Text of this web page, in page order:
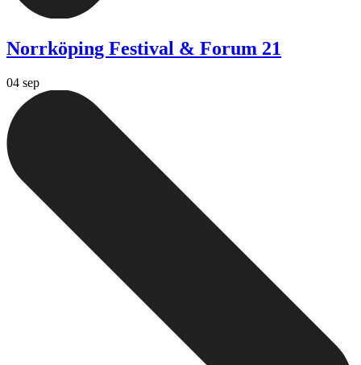
Norrköping Festival & Forum 21
04 sep